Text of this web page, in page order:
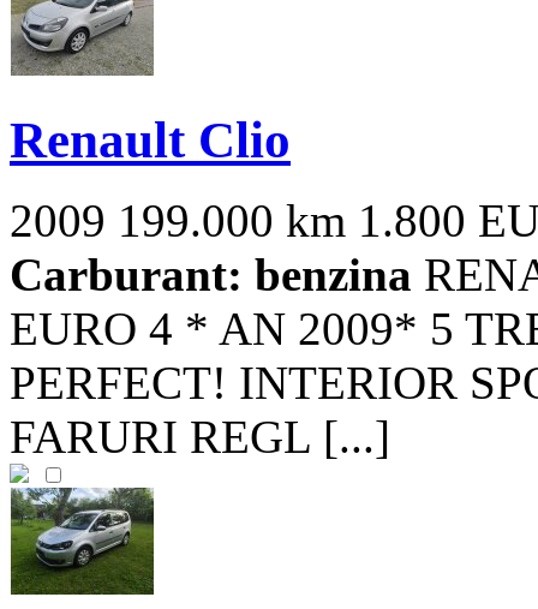
Renault Clio
2009 199.000 km 1.800
Carburant: benzina
EURO 4 * AN 2009* 5
PERFECT! INTERIOR
FARURI REGL [...]